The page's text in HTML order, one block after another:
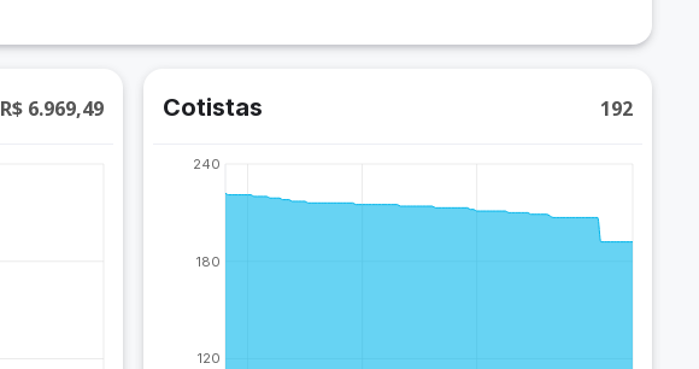
R$ 6.969,49 Cotistas 192
120
180
240